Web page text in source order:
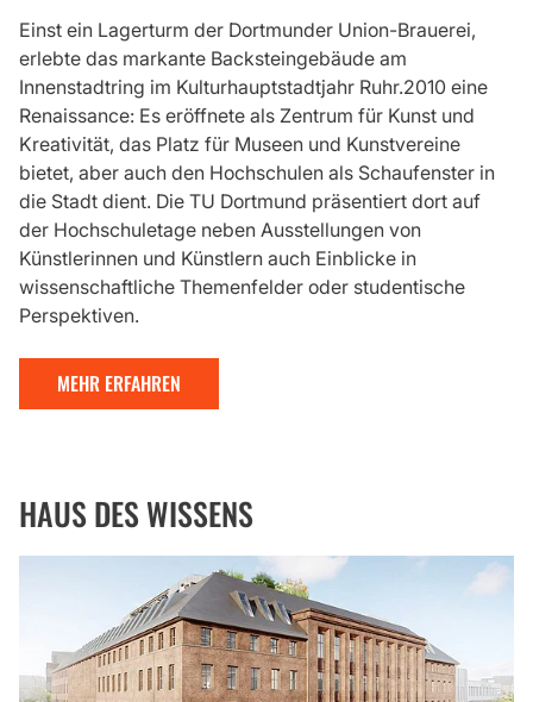
Einst ein Lagerturm der Dortmunder Union-Brauerei,
erlebte das markante Backsteingebäude am
Innenstadtring im Kulturhauptstadtjahr Ruhr.2010 eine
Renaissance: Es eröffnete als Zentrum für Kunst und
Kreativität, das Platz für Museen und Kunstvereine
bietet, aber auch den Hochschulen als Schaufenster in
die Stadt dient. Die TU Dortmund präsentiert dort auf
der Hochschuletage neben Ausstellungen von
Künstlerinnen und Künstlern auch Einblicke in
wissenschaftliche Themenfelder oder studentische
Perspektiven.
MEHR ERFAHREN
HAUS DES WISSENS